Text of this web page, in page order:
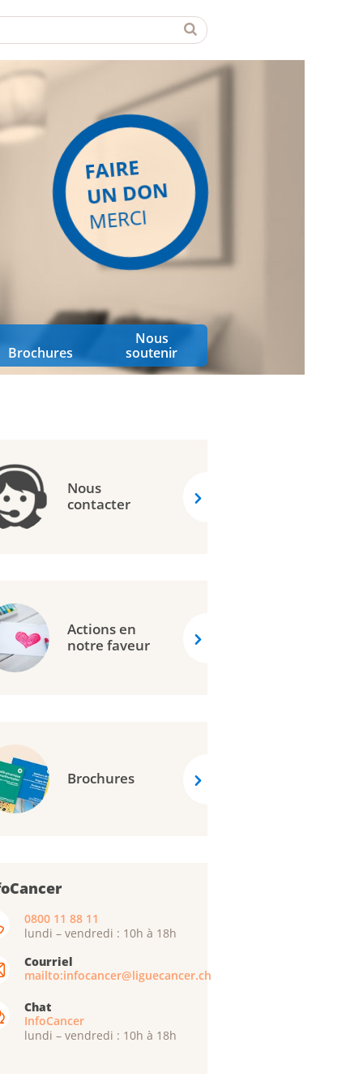
FAIRE
UN DON
MERCI
Brochures
Nous
soutenir
Nous
contacter
Actions en
notre faveur
Brochures
0800 11 88 11
lundi – vendredi : 10h à 18h
Courriel
mailto:infocancer@liguecancer.ch
Chat
InfoCancer
lundi – vendredi : 10h à 18h